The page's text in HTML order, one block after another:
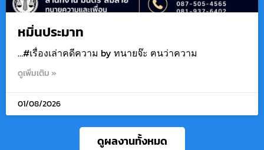
หมิ่นประมาท
…#เรื่องเล่าคดีความ by ทนายจ๊ะ ฅนว่าความ
ดูเพิ่มเติม »
01/08/2026
ดูผลงานทั้งหมด